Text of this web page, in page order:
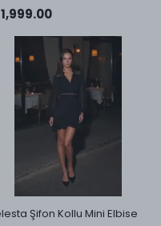
Şifon Kollu Mini Elbise